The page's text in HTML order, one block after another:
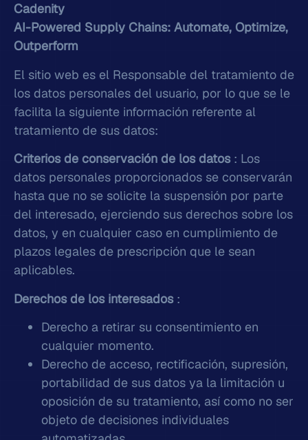
Cadenity
AI-Powered Supply Chains: Automate, Optimize,
Outperform
El sitio web es el Responsable del tratamiento de
los datos personales del usuario, por lo que se le
facilita la siguiente información referente al
tratamiento de sus datos:
Criterios de conservación de los datos: Los
datos personales proporcionados se conservarán
hasta que no se solicite la suspensión por parte
del interesado, ejerciendo sus derechos sobre los
datos, y en cualquier caso en cumplimiento de
plazos legales de prescripción que le sean
aplicables.
Derechos de los interesados:
Derecho a retirar su consentimiento en
cualquier momento.
Derecho de acceso, rectificación, supresión,
portabilidad de sus datos ya la limitación u
oposición de su tratamiento, así como no ser
objeto de decisiones individuales